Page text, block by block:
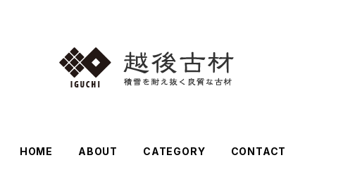
HOME ABOUT CATEGORY CONTACT